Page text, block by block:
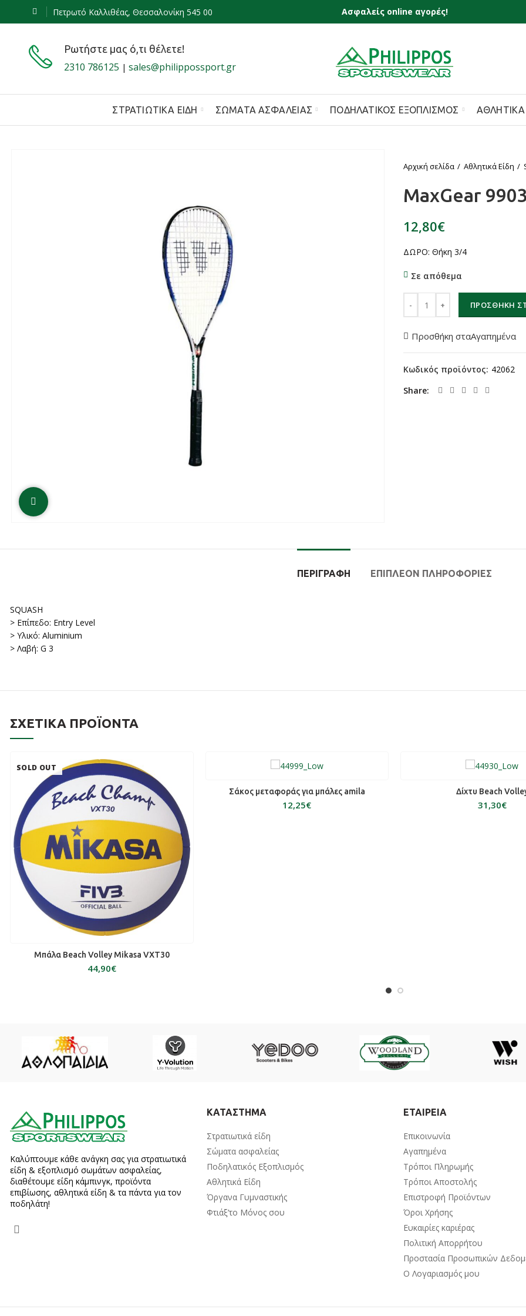
Πετρωτό Καλλιθέας, Θεσσαλονίκη 545 00 Ασφαλείς online αγορές!
Ρωτήστε μας ό,τι θέλετε!
2310 786125 | sales@philippossport.gr
ΣΤΡΑΤΙΩΤΙΚΆ ΕΊΔΗ ΣΏΜΑΤΑ ΑΣΦΑΛΕΊΑΣ ΠΟΔΗΛΑΤΙΚΌΣ ΕΞΟΠΛΙΣΜΌΣ ΑΘΛΗΤΙΚΆ
Αρχική σελίδα Αθλητικά Είδη
MaxGear 9903
€
ΔΩΡΟ: Θήκη 3/4
Σε απόθεμα
ΠΡΟΣΘΉΚΗ
Προσθήκη σταΑγαπημένα
Κωδικός προϊόντος: 42062
Share
ΠΕΡΙΓΡΑΦΉ ΕΠΙΠΛΈΟΝ ΠΛΗΡΟΦΟΡΊΕΣ
SQUASH
> Επίπεδο: Entry Level
> Υλικό: Aluminium
> Λαβή: G 3
ΣΧΕΤΙΚΆ ΠΡΟΪΌΝΤΑ
SOLD OUT
ΔΙΑΒΆΣΤΕ ΠΕΡΙΣΣΌΤΕΡΑ
Μπάλα Beach Volley Mikasa VXT30
€
ΠΡΟΣΘΉΚΗ ΣΤΟ ΚΑΛΆΘΙ
Σάκος μεταφοράς για μπάλες amila
€
ΠΡΟΣΘΉΚΗ ΣΤΟ
Δίχτυ Beach
€
Καλύπτουμε κάθε ανάγκη σας για στρατιωτικά
είδη & εξοπλισμό σωμάτων ασφαλείας,
διαθέτουμε είδη κάμπινγκ, προϊόντα
επιβίωσης, αθλητικά είδη & τα πάντα για τον
ποδηλάτη!
ΚΑΤΑΣΤΗΜΑ
Στρατιωτικά είδη
Σώματα ασφαλείας
Ποδηλατικός Εξοπλισμός
Αθλητικά Είδη
Όργανα Γυμναστικής
Φτιάξ’το Μόνος σου
ΕΤΑΙΡΕΙΑ
Επικοινωνία
Αγαπημένα
Τρόποι Πληρωμής
Τρόποι Αποστολής
Επιστροφή Προϊόντων
Όροι Χρήσης
Ευκαιρίες καριέρας
Πολιτική Απορρήτου
Προστασία Προσωπικών
Ο Λογαριασμός μου